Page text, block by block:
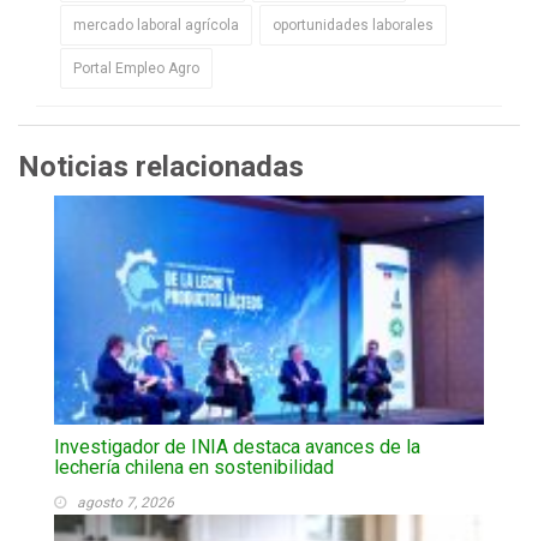
mercado laboral agrícola oportunidades laborales
Portal Empleo Agro
Noticias relacionadas
Investigador de INIA destaca avances de la
lechería chilena en sostenibilidad
agosto 7, 2026